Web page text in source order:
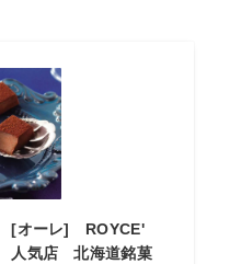
[オーレ] ROYCE'
人気店 北海道銘菓